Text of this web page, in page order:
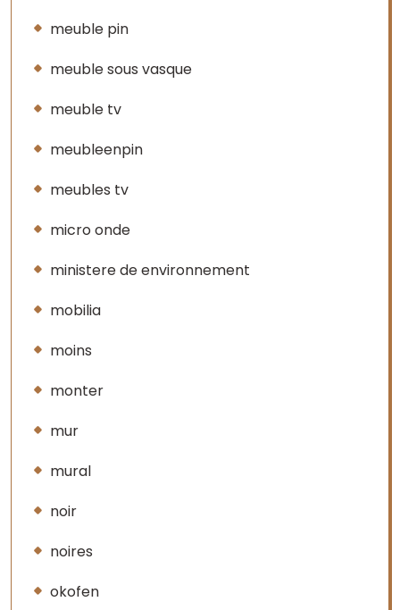
meuble pin
meuble sous vasque
meuble tv
meubleenpin
meubles tv
micro onde
ministere de environnement
mobilia
moins
monter
mur
mural
noir
noires
okofen